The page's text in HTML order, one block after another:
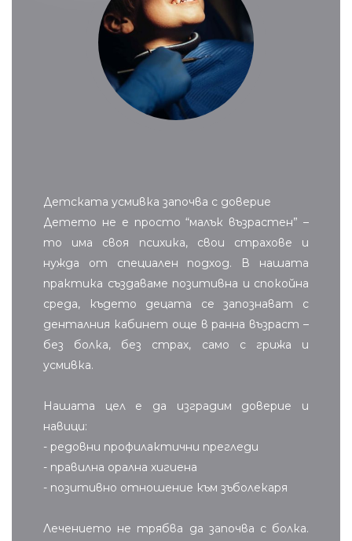
Детската усмивка започва с доверие
Детето не е просто “малък възрастен” –
то има своя психика, свои страхове и
нужда от специален подход. В нашата
практика създаваме позитивна и спокойна
среда, където децата се запознават с
денталния кабинет още в ранна възраст –
без болка, без страх, само с грижа и
усмивка.
Нашата цел е да изградим доверие и
навици:
- редовни профилактични прегледи
- правилна орална хигиена
- позитивно отношение към зъболекаря
Лечението не трябва да започва с болка.